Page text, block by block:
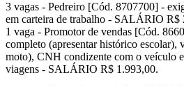
3 vagas - Pedreiro [Cód. 8707700] -
em carteira de trabalho - SALÁRIO R$
1 vaga - Promotor de vendas [Cód.
completo (apresentar histórico escolar),
moto), CNH condizente com o veículo
viagens - SALÁRIO R$ 1.993,00.